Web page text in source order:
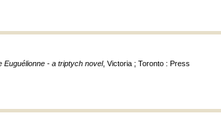
Euguélionne - a triptych novel, Victoria ; Toronto : Press